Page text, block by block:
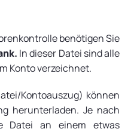
benötigen Sie
In dieser Datei sind alle
Konto verzeichnet.
Kontoauszug) können
herunterladen. Je nach
Datei an einem etwas